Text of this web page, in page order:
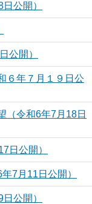
公開）
公開）
６年７月１９日公
（令和6年7月18日
日公開）
7月11日公開）
公開）